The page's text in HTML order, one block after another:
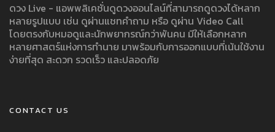
ดวง Live - แอพพลิเคชั่นดูดวงออนไลน์ที่สามารถดูดวงได้หลาก
หลายรูปแบบ เช่น ดูผ่านแชทคำถาม หรือ ดูผ่าน Video Call
โดยตรงกับหมอดูและนักพยากรณ์กว่าพันคน มีให้เลือกหลาก
หลายศาสตร์แห่งการทำนาย มาพร้อมกับการออกแบบที่เน้นใช้งาน
ง่ายที่สุด สะดวก รวดเร็ว และปลอดภัย
CONTACT US